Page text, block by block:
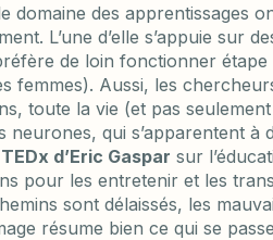
domaine des apprentissages
L’une d’elle s’appuie sur
de loin fonctionner
femmes). Aussi, les
toute la vie (et pas
neurones, qui s’apparentent à
TEDx d’Eric Gaspar sur
pour les entretenir et les
sont délaissés, les
résume bien ce qui se